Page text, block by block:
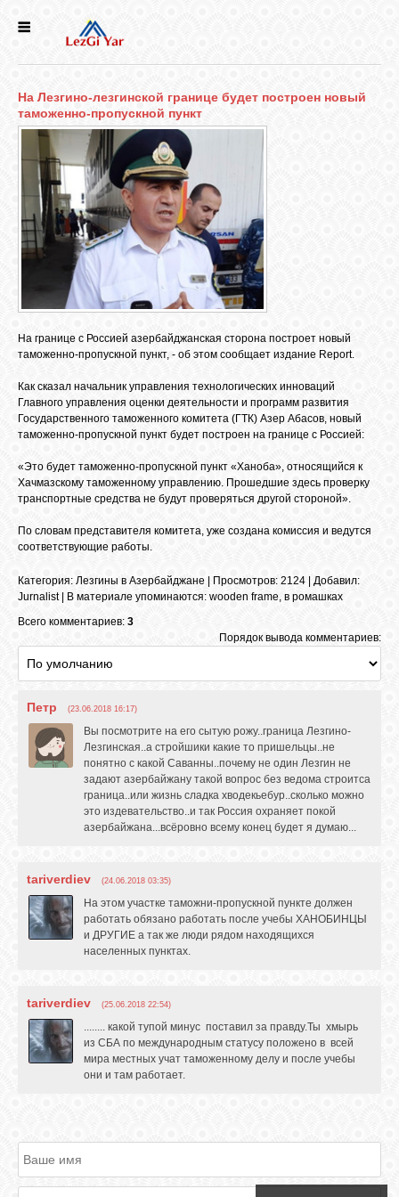
СЕЛА
ИСТОРИЯ
КУЛЬТУРА
НАРОДЫ
БИБЛИОТЕКА
ФОТО
ВИДЕО
МУЗЫКА
ВОПРОСЫ /
ОТВЕТЫ
ВХОД
VK
На Лезгино-лезгинской границе будет построен новый
таможенно-пропускной пункт
На границе с Россией азербайджанская сторона построет новый
таможенно-пропускной пункт, - об этом сообщает издание Report.
Как сказал начальник управления технологических инноваций
Главного управления оценки деятельности и программ развития
Государственного таможенного комитета (ГТК) Азер Абасов, новый
таможенно-пропускной пункт будет построен на границе с Россией:
«Это будет таможенно-пропускной пункт «Ханоба», относящийся к
Хачмазскому таможенному управлению. Прошедшие здесь проверку
транспортные средства не будут проверяться другой стороной».
По словам представителя комитета, уже создана комиссия и ведутся
соответствующие работы.
Категория: Лезгины в Азербайджане Просмотров: 2124 | Добавил:
Jurnalist| В материале упоминаются: wooden frame, в ромашках
Всего комментариев: 3
Порядок вывода комментариев:
Петр (23.06.2018 16:17)
Вы посмотрите на его сытую рожу..граница Лезгино-
Лезгинская..а стройшики какие то пришельцы..не
понятно с какой Саванны..почему не один Лезгин не
задают азербайжану такой вопрос без ведома строитса
граница..или жизнь сладка хводекьебур..сколько можно
это издевательство..и так Россия охраняет покой
азербайжана...всёровно всему конец будет я думаю...
tariverdiev (24.06.2018 03:35)
На этом участке таможни-пропускной пункте должен
работать обязано работать после учебы ХАНОБИНЦЫ
и ДРУГИЕ а так же люди рядом находящихся
населенных пунктах.
tariverdiev (25.06.2018 22:54)
........ какой тупой минус поставил за правду.Ты хмырь
из СБА по международным статусу положено в всей
мира местных учат таможенному делу и после учебы
они и там работает.